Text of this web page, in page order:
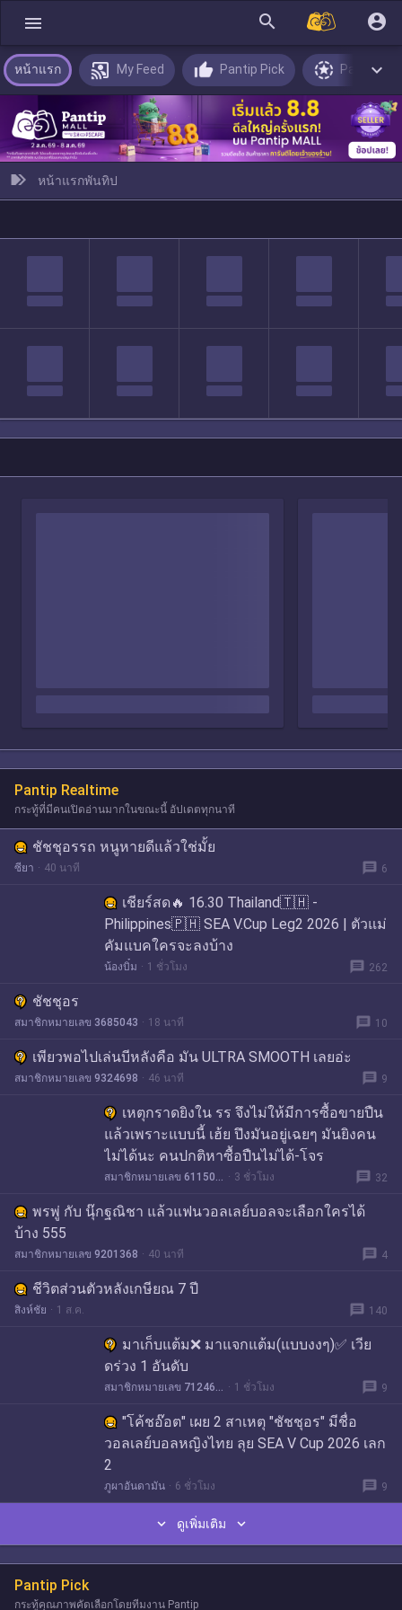
menu search account_circle
หน้าแรก My Feed Pantip Pick Pantip
หน้าแรกพันทิป
Pantip Realtime
กระทู้ที่มีคนเปิดอ่านมากในขณะนี้ อัปเดตทุกนาที
ชัชชุอรรถ หนูหายดีแล้วใช่มั้ย
ซียา 40 นาที message 6
เชียร์สด🔥 16.30 Thailand🇹🇭 -
Philippines🇵🇭 SEA V.Cup Leg2 2026 | ตัวแม่
คัมแบคใครจะลงบ้าง
น้องบิ๋ม 1 ชั่วโมง message 262
ชัชชุอร
สมาชิกหมายเลข 3685043 18 นาที message 10
เพียวพอไปเล่นบีหลังคือ มัน ULTRA SMOOTH เลยอ่ะ
สมาชิกหมายเลข 9324698 46 นาที message 9
เหตุกราดยิงใน รร จึงไม่ให้มีการซื้อขายปืน
แล้วเพราะแบบนี้ เฮ้ย ปึงมันอยู่เฉยๆ มันยิงคน
ไม่ได้นะ คนปกติหาซื้อปืนไม่ได้-โจร
สมาชิกหมายเลข 6115048 3 ชั่วโมง message 32
พรพู่ กับ นุ๊กฐณิชา แล้วแฟนวอลเลย์บอลจะเลือกใครได้
บ้าง 555
สมาชิกหมายเลข 9201368 40 นาที message 4
ชีวิตส่วนตัวหลังเกษียณ 7 ปี
สิงห์ชัย 1 ส.ค. message 140
มาเก็บแต้ม❌ มาแจกแต้ม(แบบงงๆ)✅ เวีย
ดร่วง 1 อันดับ
สมาชิกหมายเลข 7124675 1 ชั่วโมง message 9
"โค้ชอ๊อต" เผย 2 สาเหตุ "ชัชชุอร" มีชื่อ
วอลเลย์บอลหญิงไทย ลุย SEA V Cup 2026 เลก
2
ภูผาอันดามัน 6 ชั่วโมง message 9
 ดูเพิ่มเติม 
Pantip Pick
กระทู้คุณภาพคัดเลือกโดยทีมงาน Pantip